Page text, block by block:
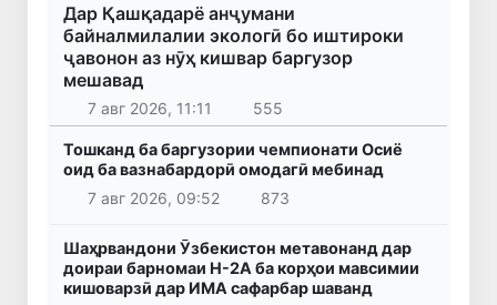
Дар Қашқадарё анҷумани
байналмилалии экологӣ бо иштироки
ҷавонон аз нӯҳ кишвар баргузор
мешавад
7 авг 2026, 11:11 555
Тошканд ба баргузории чемпионати Осиё
оид ба вазнабардорӣ омодагӣ мебинад
7 авг 2026, 09:52
873
Шаҳрвандони Ӯзбекистон метавонанд дар
доираи барномаи H-2A ба корҳои мавсимии
кишоварзӣ дар ИМА сафарбар шаванд